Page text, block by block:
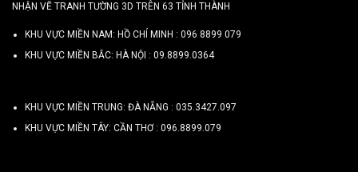
NHẬN VẼ TRANH TƯỜNG 3D TRÊN 63 TỈNH THÀNH
KHU VỰC MIỀN NAM: HỒ CHÍ MINH : 096 8899 079
KHU VỰC MIỀN BẮC: HÀ NỘI : 09.8899.0364
KHU VỰC MIỀN TRUNG: ĐÀ NẴNG : 035.3427.097
KHU VỰC MIỀN TÂY: CẦN THƠ : 096.8899.079